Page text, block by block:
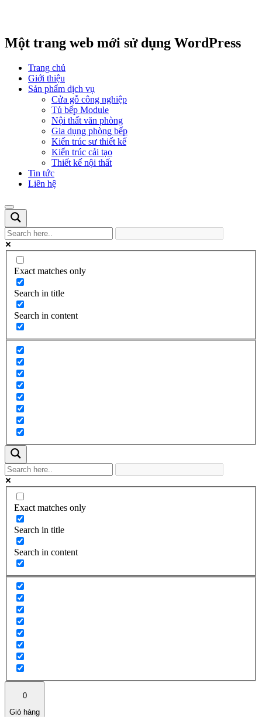
Một trang web mới sử dụng WordPress
Trang chủ
Giới thiệu
Sản phẩm dịch vụ
Cửa gỗ công nghiệp
Tủ bếp Module
Nội thất văn phòng
Gia dụng phòng bếp
Kiến trúc sư thiết kế
Kiến trúc cải tạo
Thiết kế nội thất
Tin tức
Liên hệ
Exact matches only
Search in title
Search in content
Exact matches only
Search in title
Search in content
0
Giỏ hàng